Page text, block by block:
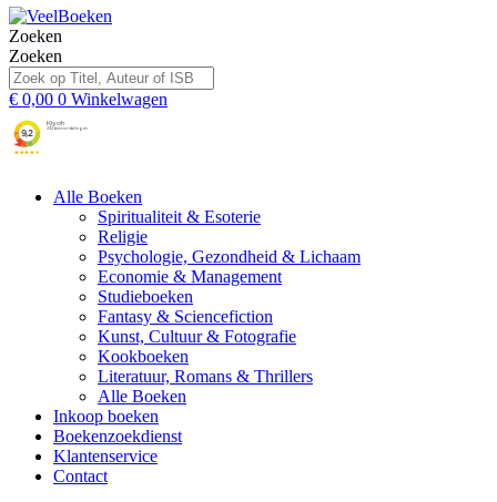
Zoeken
Zoeken
€ 0,00 0 Winkelwagen
Alle Boeken
Spiritualiteit & Esoterie
Religie
Psychologie, Gezondheid & Lichaam
Economie & Management
Studieboeken
Fantasy & Sciencefiction
Kunst, Cultuur & Fotografie
Kookboeken
Literatuur, Romans & Thrillers
Alle Boeken
Inkoop boeken
Boekenzoekdienst
Klantenservice
Contact